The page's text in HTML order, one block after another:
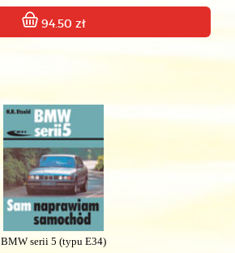
94.50 zł
BMW serii 5 (typu E34)